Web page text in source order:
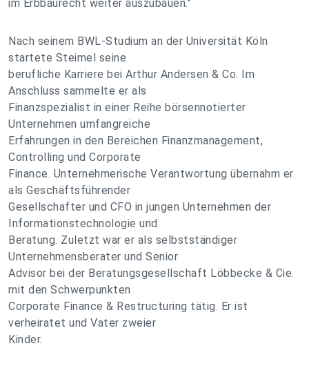
im Erbbaurecht weiter auszubauen."
Nach seinem BWL-Studium an der Universität Köln
startete Steimel seine
berufliche Karriere bei Arthur Andersen & Co. Im
Anschluss sammelte er als
Finanzspezialist in einer Reihe börsennotierter
Unternehmen umfangreiche
Erfahrungen in den Bereichen Finanzmanagement,
Controlling und Corporate
Finance. Unternehmerische Verantwortung übernahm er
als Geschäftsführender
Gesellschafter und CFO in jungen Unternehmen der
Informationstechnologie und
Beratung. Zuletzt war er als selbstständiger
Unternehmensberater und Senior
Advisor bei der Beratungsgesellschaft Löbbecke & Cie.
mit den Schwerpunkten
Corporate Finance & Restructuring tätig. Er ist
verheiratet und Vater zweier
Kinder.